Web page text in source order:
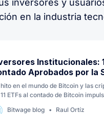
inversores y
en la industria
Institucionales:
Aprobados por la
hito en el mundo de Bitcoin y las
ETFs al contado de Bitcoin
a Bitcoin y a las
Bitwage blog Raul Ortíz